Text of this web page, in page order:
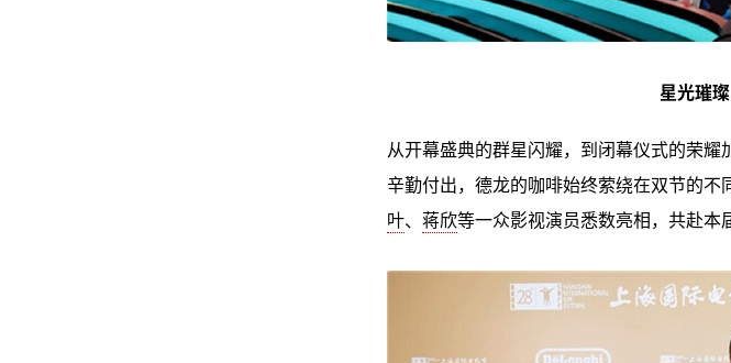
星光璀
从开幕盛典的群星闪耀，到闭幕仪式的荣
辛勤付出，德龙的咖啡始终萦绕在双节的不
叶、 蒋欣等一众影视演员悉数亮相，共赴本